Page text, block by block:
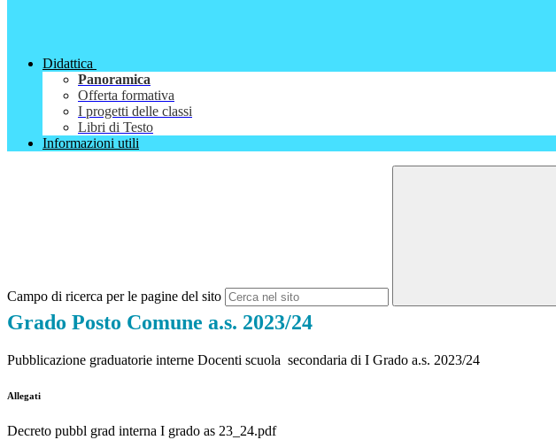
Didattica
Panoramica
Offerta formativa
I progetti delle classi
Libri di Testo
Informazioni utili
Campo di ricerca per le pagine del sito
Grado Posto Comune a.s. 2023/24
Pubblicazione graduatorie interne Docenti scuola secondaria di I Grado a.s. 2023/24
Allegati
Decreto pubbl grad interna I grado as 23_24.pdf